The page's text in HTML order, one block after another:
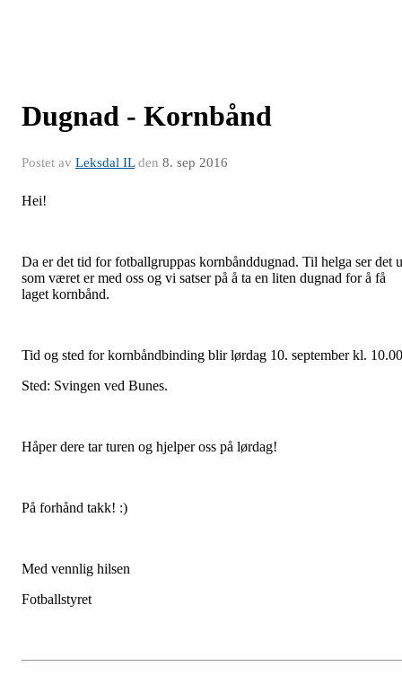
Dugnad - Kornbånd
Postet av Leksdal ILden 8. sep 2016
Hei!
Da er det tid for fotballgruppas kornbånddugnad. Til helga ser det
som været er med oss og vi satser på å ta en liten dugnad for å få
laget kornbånd.
Tid og sted for kornbåndbinding blir lørdag 10. september kl.
Sted: Svingen ved Bunes.
Håper dere tar turen og hjelper oss på lørdag!
På forhånd takk! :)
Med vennlig hilsen
Fotballstyret